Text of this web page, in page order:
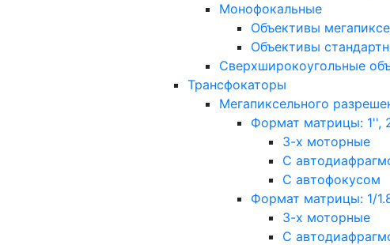
Монофокальные
Объективы
Объективы
Сверхширокоугольные
Трансфокаторы
Мегапиксельного
Формат матрицы: 1'',
3-х моторные
С
С автофокусом
Формат матрицы: 1/
3-х моторные
С